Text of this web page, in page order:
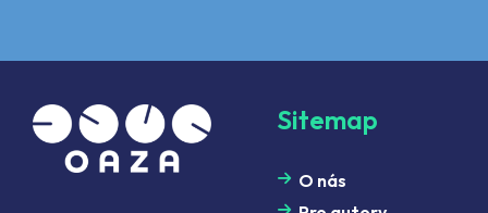
Sitemap
O nás